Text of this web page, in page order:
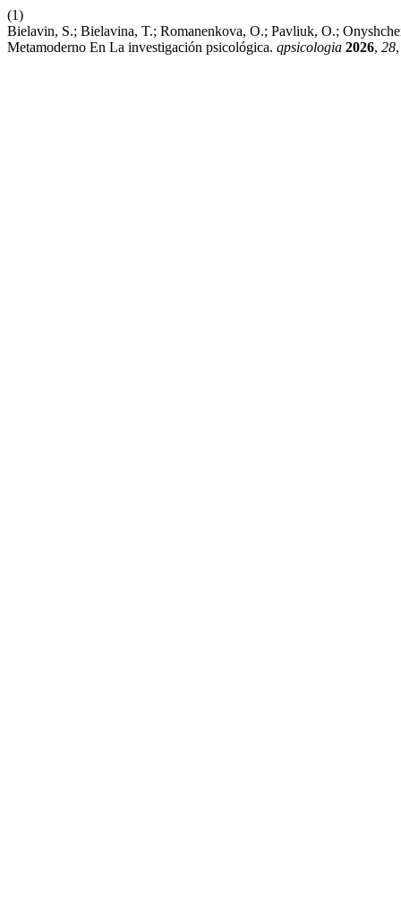
(1)
Bielavin, S.; Bielavina, T.; Romanenkova, O.; Pavliuk, O.;
Metamoderno En La investigación psicológica. qpsicologia 2026, 28